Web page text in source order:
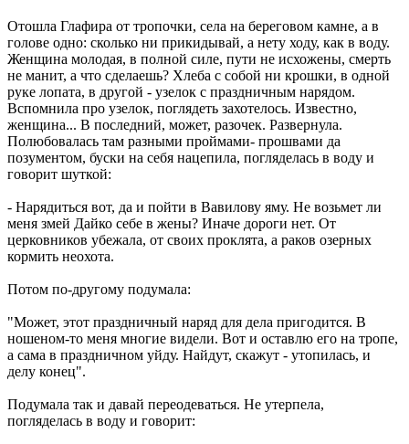
Отошла Глафира от тропочки, села на береговом камне, а в
голове одно: сколько ни прикидывай, а нету ходу, как в воду.
Женщина молодая, в полной силе, пути не исхожены, смерть
не манит, а что сделаешь? Хлеба с собой ни крошки, в одной
руке лопата, в другой - узелок с праздничным нарядом.
Вспомнила про узелок, поглядеть захотелось. Известно,
женщина... В последний, может, разочек. Развернула.
Полюбовалась там разными проймами- прошвами да
позументом, буски на себя нацепила, погляделась в воду и
говорит шуткой:
- Нарядиться вот, да и пойти в Вавилову яму. Не возьмет ли
меня змей Дайко себе в жены? Иначе дороги нет. От
церковников убежала, от своих проклята, а раков озерных
кормить неохота.
Потом по-другому подумала:
"Может, этот праздничный наряд для дела пригодится. В
ношеном-то меня многие видели. Вот и оставлю его на тропе,
а сама в праздничном уйду. Найдут, скажут - утопилась, и
делу конец".
Подумала так и давай переодеваться. Не утерпела,
погляделась в воду и говорит: